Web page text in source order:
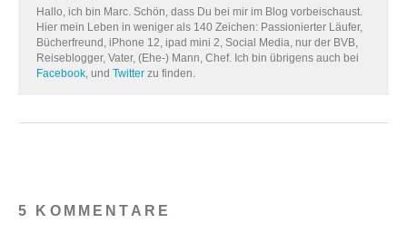
Hallo, ich bin Marc. Schön, dass Du bei mir im Blog vorbeischaust.
Hier mein Leben in weniger als 140 Zeichen: Passionierter Läufer,
Bücherfreund, iPhone 12, ipad mini 2, Social Media, nur der BVB,
Reiseblogger, Vater, (Ehe-) Mann, Chef. Ich bin übrigens auch bei
Facebook, und Twitter zu finden.
5 KOMMENTARE